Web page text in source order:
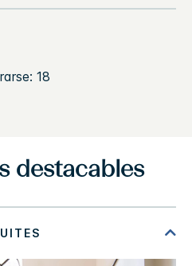
18
destacables